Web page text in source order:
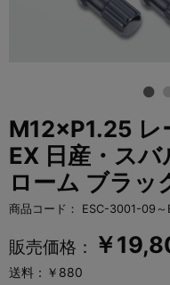
M12×P1.25 レ
EX 日産・ス
ローム ブラッ
商品コード： ESC-3001-09
販売価格： ￥
送料：￥880